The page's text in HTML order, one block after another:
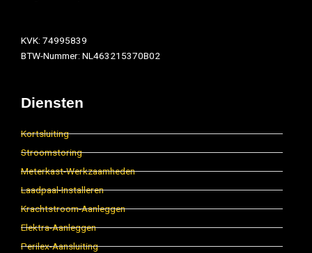
KVK: 74995839
BTW-Nummer: NL463215370B02
Diensten
Kortsluiting
Stroomstoring
Meterkast-Werkzaamheden
Laadpaal-Installeren
Krachtstroom-Aanleggen
Elektra-Aanleggen
Perilex-Aansluiting